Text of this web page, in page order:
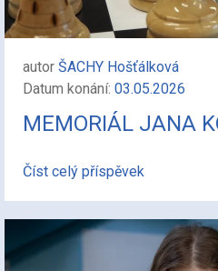
autor ŠACHY Hošťálková
Datum konání: 03.05.2026
MEMORIÁL JANA
Číst celý příspěvek